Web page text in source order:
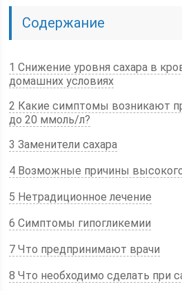
Содержание
1 Снижение уровня сахара в
домашних условиях
2 Какие симптомы возникают
до 20 ммоль/л?
3 Заменители сахара
4 Возможные причины
5 Нетрадиционное лечение
6 Симптомы гипогликемии
7 Что предпринимают врачи
8 Что необходимо сделать при